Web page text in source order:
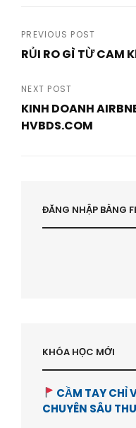
Post
PREVIOUS POST
RỦI RO GÌ TỪ CAM
Post
NEXT POST
KINH DOANH
HVBDS.COM
ĐĂNG NHẬP BẰNG
KHÓA HỌC MỚI
CẦM TAY CHỈ
CHUYÊN SÂU